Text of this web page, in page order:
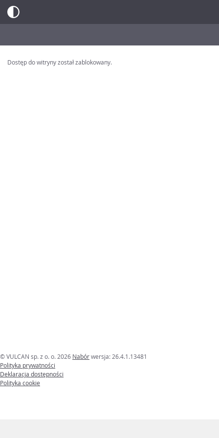
Dostęp do witryny został zablokowany.
© VULCAN sp. z o. o. 2026 Nabórwersja: 26.4.1.13481
Polityka prywatności
Deklaracja dostępności
Polityka cookie